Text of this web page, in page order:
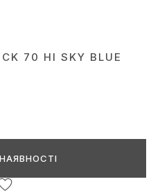
70 HI SKY BLUE